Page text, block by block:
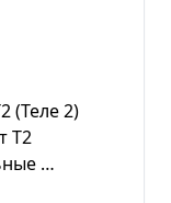
(Теле 2)
T2
…